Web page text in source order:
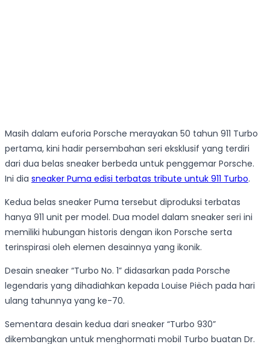
Masih dalam euforia Porsche merayakan 50 tahun 911 Turbo
pertama, kini hadir persembahan seri eksklusif yang terdiri
dari dua belas sneaker berbeda untuk penggemar Porsche.
Ini dia sneaker Puma edisi terbatas tribute untuk 911 Turbo.
Kedua belas sneaker Puma tersebut diproduksi terbatas
hanya 911 unit per model. Dua model dalam sneaker seri ini
memiliki hubungan historis dengan ikon Porsche serta
terinspirasi oleh elemen desainnya yang ikonik.
Desain sneaker “Turbo No. 1” didasarkan pada Porsche
legendaris yang dihadiahkan kepada Louise Piëch pada hari
ulang tahunnya yang ke-70.
Sementara desain kedua dari sneaker “Turbo 930”
dikembangkan untuk menghormati mobil Turbo buatan Dr.